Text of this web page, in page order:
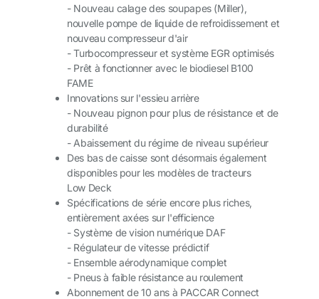
- Nouveau calage des soupapes (Miller),
nouvelle pompe de liquide de refroidissement et
nouveau compresseur d'air
- Turbocompresseur et système EGR optimisés
- Prêt à fonctionner avec le biodiesel B100
FAME
Innovations sur l'essieu arrière
- Nouveau pignon pour plus de résistance et de
durabilité
- Abaissement du régime de niveau supérieur
Des bas de caisse sont désormais également
disponibles pour les modèles de tracteurs
Low Deck
Spécifications de série encore plus riches,
entièrement axées sur l'efficience
- Système de vision numérique DAF
- Régulateur de vitesse prédictif
- Ensemble aérodynamique complet
- Pneus à faible résistance au roulement
Abonnement de 10 ans à PACCAR Connect